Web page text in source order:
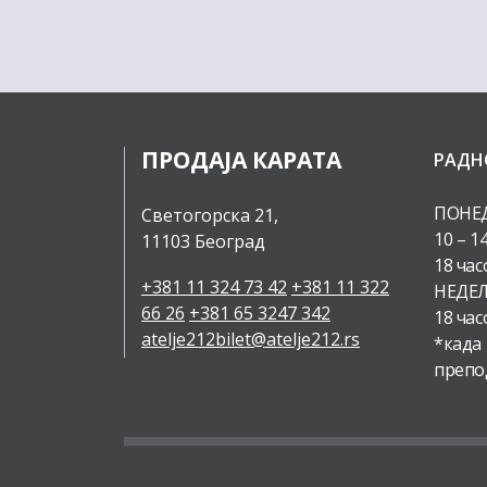
ПРОДАЈА КАРАТА
Светогорска 21,
11103 Београд
+381 11 324 73 42 +381 11 322
66 26 +381 65 3247 342
atelje212bilet@atelje212.rs
10 –
18
18
*када